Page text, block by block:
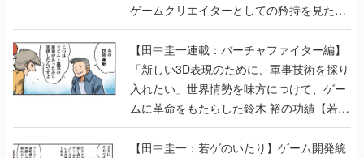
ゲームクリエイターとしての矜持を見た
【若ゲのいたり最終回】
【田中圭一連載：バーチャファイター編】
「新しい3D表現のために、軍事技術を採り
入れたい」世界情勢を味方につけて、ゲー
ムに革命をもたらした鈴木 裕の功績【若ゲ
のいたり】
【田中圭一：若ゲのいたり】ゲーム開発統